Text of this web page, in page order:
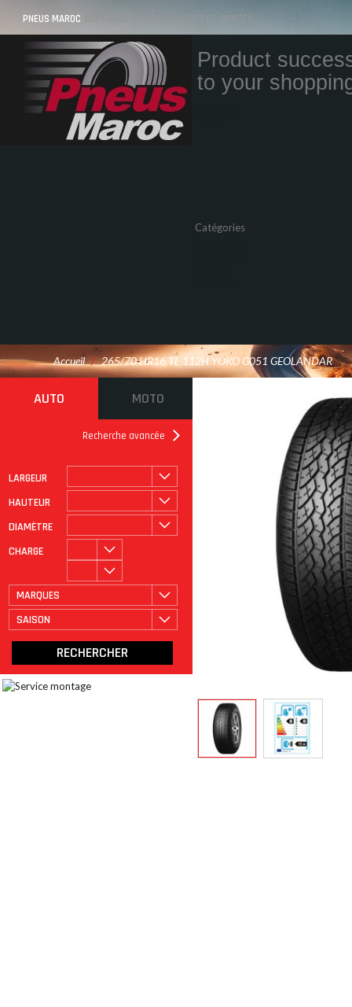
PNEUS MAROC VOS PNEUS AU MAROC LIVRÉS ET MONTÉS
Product
to your
Catégories
Accueil / 265/70 HR16 TL 112H YOKO G051 GEOLANDAR
AUTO MOTO
Recherche avancée
LARGEUR
HAUTEUR
DIAMÈTRE
CHARGE
MARQUES
SAISON
ROULAGE À PLAT